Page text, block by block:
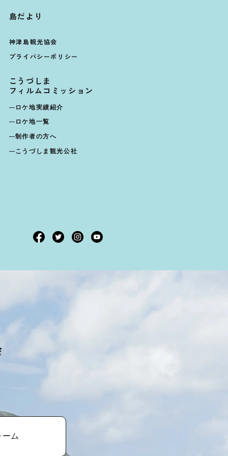
島だより
神津島観光協会
プライバシーポリシー
こうづしま
フィルムコミッション
ロケ地実績紹介
ロケ地一覧
制作者の方へ
こうづしま観光公社
ーム